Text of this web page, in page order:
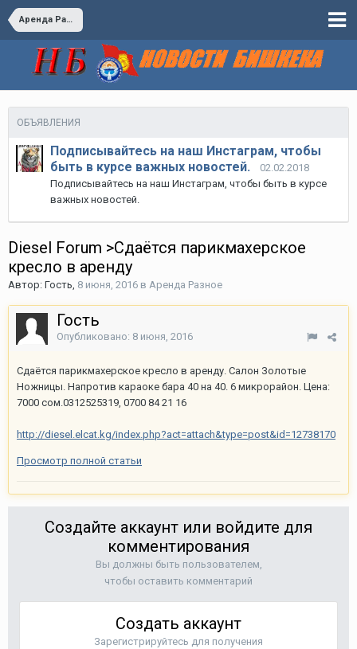
Аренда Разное
ОБЪЯВЛЕНИЯ
Подписывайтесь на наш Инстаграм, чтобы
быть в курсе важных новостей.
02.02.2018
Подписывайтесь на наш Инстаграм, чтобы быть в курсе
важных новостей.
Diesel Forum >Сдаётся парикмахерское
кресло в аренду
Автор: Гость, 8 июня, 2016 в Аренда Разное
Гость
Опубликовано: 8 июня, 2016
Сдаётся парикмахерское кресло в аренду. Салон Золотые
Ножницы. Напротив караоке бара 40 на 40. 6 микрорайон. Цена:
7000 сом.0312525319, 0700 84 21 16
http://diesel.elcat.kg/index.php?act=attach&type=post&id=12738170
Просмотр полной статьи
Создайте аккаунт или войдите для
комментирования
Вы должны быть пользователем,
чтобы оставить комментарий
Создать аккаунт
Зарегистрируйтесь для получения